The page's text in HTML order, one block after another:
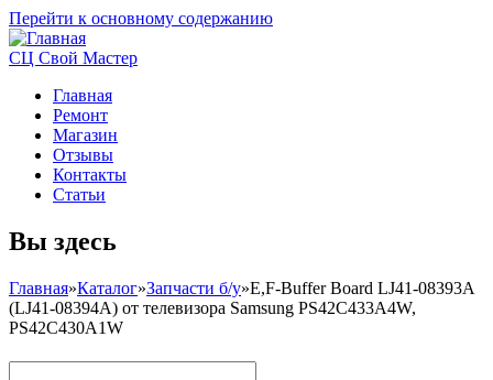
Перейти к основному содержанию
СЦ Свой Мастер
Главная
Ремонт
Магазин
Отзывы
Контакты
Статьи
Вы здесь
Главная»Каталог»Запчасти б/у»E,F-Buffer Board LJ41-08393A
(LJ41-08394A) от телевизора Samsung PS42C433A4W,
PS42C430A1W